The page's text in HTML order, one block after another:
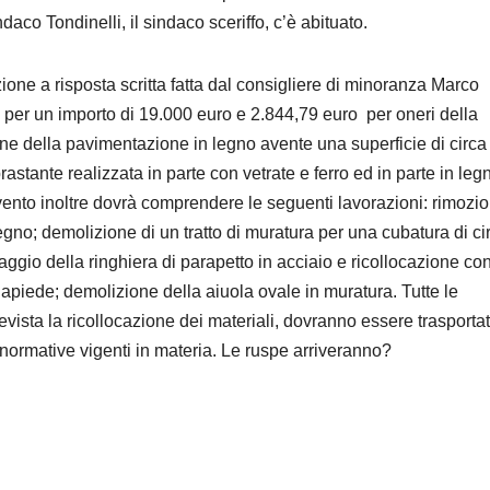
Tondinelli, il sindaco sceriffo, c’è abituato.
a risposta scritta fatta dal consigliere di minoranza Marco
un importo di 19.000 euro e 2.844,79 euro per oneri della
della pavimentazione in legno avente una superficie di circa
realizzata in parte con vetrate e ferro ed in parte in
inoltre dovrà comprendere le seguenti lavorazioni:
demolizione di un tratto di muratura per una cubatura di
della ringhiera di parapetto in acciaio e ricollocazione
demolizione della aiuola ovale in muratura. Tutte le
la ricollocazione dei materiali, dovranno essere
vigenti in materia. Le ruspe arriveranno?